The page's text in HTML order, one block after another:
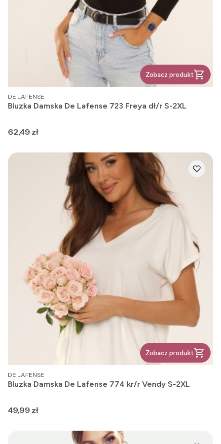
Zobacz produkt
PRODUCENT
DE LAFENSE
Bluzka Damska De Lafense 723 Freya dł/r S-2XL
Cena
62,49 zł
Zobacz produkt
PRODUCENT
DE LAFENSE
Bluzka Damska De Lafense 774 kr/r Vendy S-2XL
Cena
49,99 zł